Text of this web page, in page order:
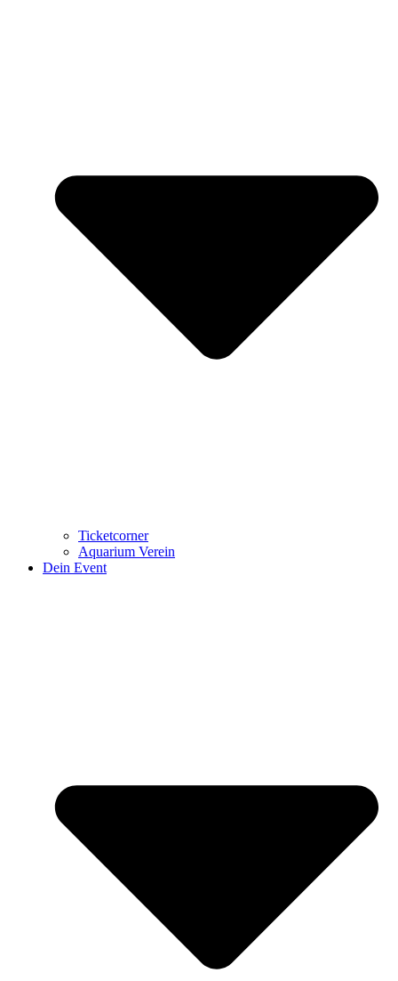
Ticketcorner
Aquarium Verein
Dein Event